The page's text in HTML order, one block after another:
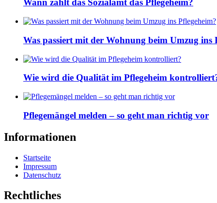
Wann zahlt das Sozialamt das Pflegeheim?
Was passiert mit der Wohnung beim Umzug ins
Wie wird die Qualität im Pflegeheim
Pflegemängel melden – so geht man richtig vor
Informationen
Startseite
Impressum
Datenschutz
Rechtliches